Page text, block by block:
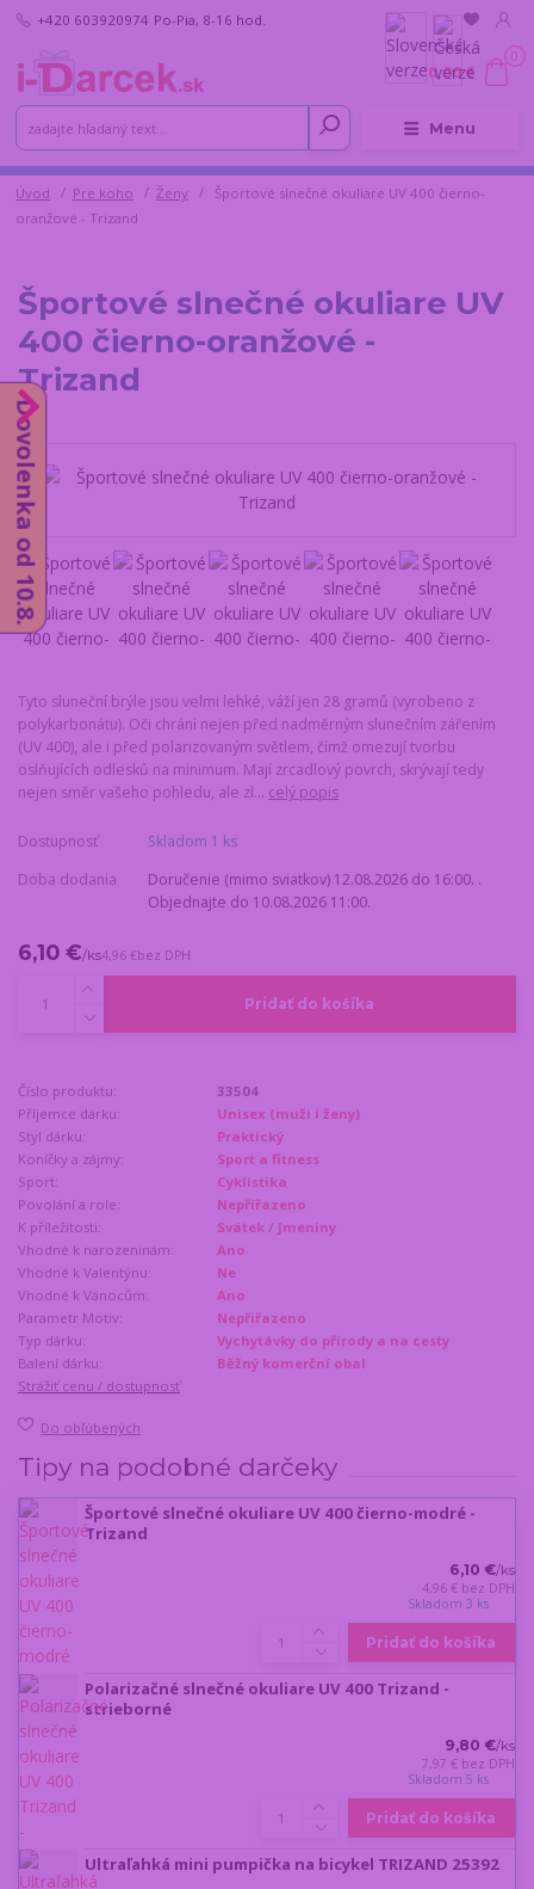
Menu
+420 603920974 Po-Pia, 8-16 hod.
0
0,00 €
Úvod Pre koho Ženy
Športové slnečné okuliare UV 400 čierno-
oranžové - Trizand
Športové slnečné okuliare UV
400 čierno-oranžové -
Trizand
Tyto sluneční brýle jsou velmi lehké, váží jen 28 gramů (vyrobeno z
polykarbonátu). Oči chrání nejen před nadměrným slunečním zářením
(UV 400), ale i před polarizovaným světlem, čímž omezují tvorbu
oslňujících odlesků na minimum. Mají zrcadlový povrch, skrývají tedy
nejen směr vašeho pohledu, ale zl... celý popis
Dostupnosť
Skladom 1 ks
Doba dodania
Doručenie (mimo sviatkov) 12.08.2026 do 16:00. .
Objednajte do 10.08.2026 11:00.
6,10 €/ks4,96 €bez DPH
Pridať do košíka
Číslo produktu:
33504
Příjemce dárku:
Unisex (muži i ženy)
Styl dárku:
Praktický
Koníčky a zájmy:
Sport a fitness
Sport:
Cyklistika
Povolání a role:
Nepřířazeno
K příležitosti:
Svátek / Jmeniny
Vhodné k narozeninám:
Ano
Vhodné k Valentýnu:
Ne
Vhodné k Vánocům:
Ano
Parametr Motiv:
Nepřiřazeno
Typ dárku:
Vychytávky do přírody a na cesty
Balení dárku:
Běžný komerční obal
Strážiť cenu / dostupnosť
Do obľúbených
Tipy na podobné darčeky
Športové slnečné okuliare UV 400 čierno-modré -
Trizand
6,10 €/ks
4,96 € bez DPH
Skladom 3 ks
Pridať do košíka
Polarizačné slnečné okuliare UV 400 Trizand -
strieborné
9,80 €/ks
7,97 € bez DPH
Skladom 5 ks
Pridať do košíka
Ultraľahká mini pumpička na bicykel TRIZAND 25392
Dovolenka od 10.8.